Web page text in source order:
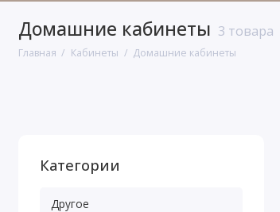
Домашние кабинеты 3 товара
Главная Кабинеты Домашние кабинеты
Категории
Другое